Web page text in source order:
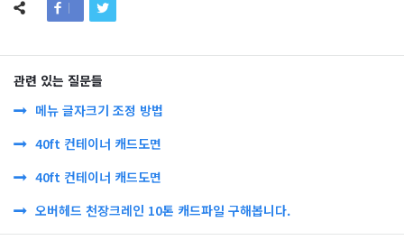
관련 있는 질문들
메뉴 글자크기 조정 방법
40ft 컨테이너 캐드도면
40ft 컨테이너 캐드도면
오버헤드 천장크레인 10톤 캐드파일 구해봅니다.